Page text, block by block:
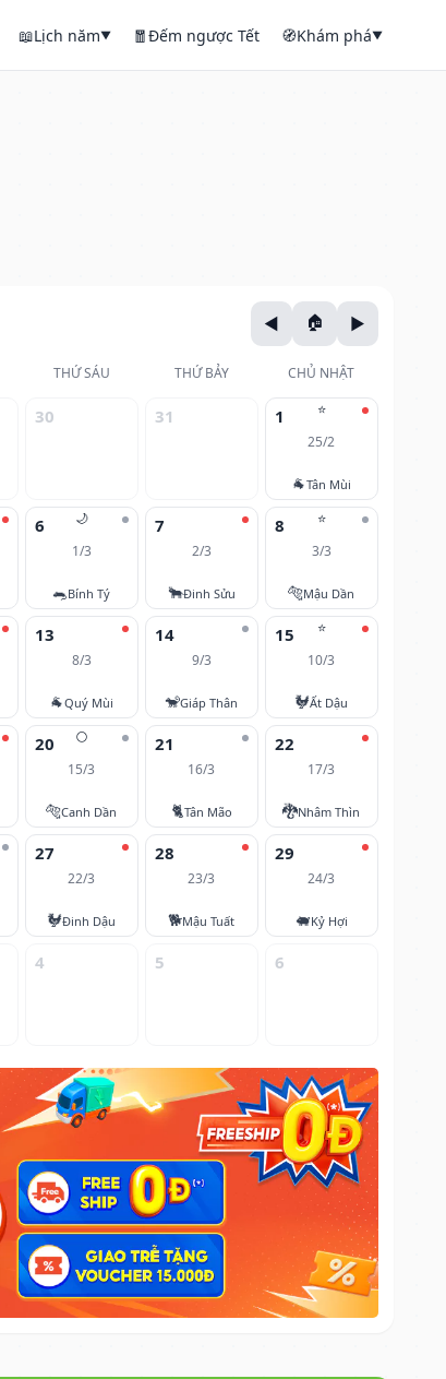
📖Lịch năm▼ 🧧Đếm ngược Tết 🧭Khám phá▼
THỨ SÁU THỨ BẢY CHỦ NHẬT
30 31 ⭐
1
25/2
🐐Tân Mùi
🌙
6
1/3
🐀Bính Tý
7
2/3
🐂Đinh Sửu
⭐
8
3/3
🐅Mậu Dần
13
8/3
🐐Quý Mùi
14
9/3
🐒Giáp Thân
⭐
15
10/3
🐓Ất Dậu
🌕
20
15/3
🐅Canh Dần
21
16/3
🐈Tân Mão
22
17/3
🐉Nhâm Thìn
27
22/3
🐓Đinh Dậu
28
23/3
🐕Mậu Tuất
29
24/3
🐖Kỷ Hợi
4 5 6